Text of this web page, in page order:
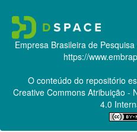
Empresa Brasileira de
https://
O conteúdo do repositório
Creative CommonsAtribuição -
4.0